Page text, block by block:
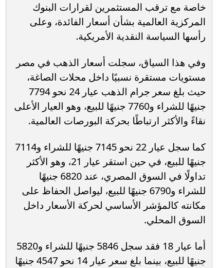
خاصة مع ترقب المستثمرين لقرارات البنوك
المركزية العالمية بشأن أسعار الفائدة، وعلى
رأسها السياسة النقدية الأمريكية.
وفي هذا السياق، سجلت أسعار الذهب في مصر
مستويات مستقرة نسبيًا داخل محلات الصاغة،
حيث بلغ سعر جرام الذهب عيار 24 نحو 7794
جنيهًا للشراء و7760 جنيهًا للبيع، وهو العيار الأعلى
نقاءً والأكثر ارتباطًا بحركة البورصات العالمية.
كما سجل عيار 22 نحو 7145 جنيهًا للشراء و7114
جنيهًا للبيع، في حين استقر عيار 21، وهو الأكثر
تداولًا في السوق المصري، عند 6820 جنيهًا
للشراء و6790 جنيهًا للبيع، ليواصل الحفاظ على
مكانته كالمؤشر الأساسي لحركة الأسعار داخل
السوق المحلي.
أما عيار 18 فقد سجل 5846 جنيهًا للشراء و5820
جنيهًا للبيع، بينما بلغ سعر عيار 14 نحو 4547 جنيهًا